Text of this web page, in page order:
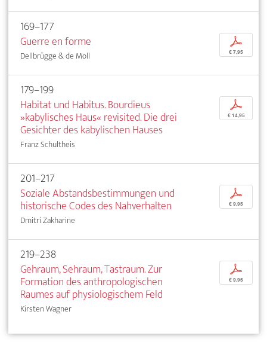
169–177
Guerre en forme
Dellbrügge & de Moll
p
€ 7,95
179–199
Habitat und Habitus. Bourdieus
»kabylisches Haus« revisited. Die drei
Gesichter des kabylischen Hauses
Franz Schultheis
p
€ 14,95
201–217
Soziale Abstandsbestimmungen und
historische Codes des Nahverhalten
Dmitri Zakharine
p
€ 9,95
219–238
Gehraum, Sehraum, Tastraum. Zur
Formation des anthropologischen
Raumes auf physiologischem Feld
Kirsten Wagner
p
€ 9,95